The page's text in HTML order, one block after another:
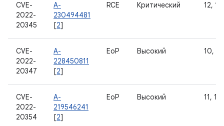
CVE-
2022-
20345
A-
230494481
[2]
RCE Критический 12,
CVE-
2022-
20347
A-
228450811
[2]
EoP Высокий 10,
CVE-
2022-
20354
A-
219546241
[2]
EoP Высокий 11,